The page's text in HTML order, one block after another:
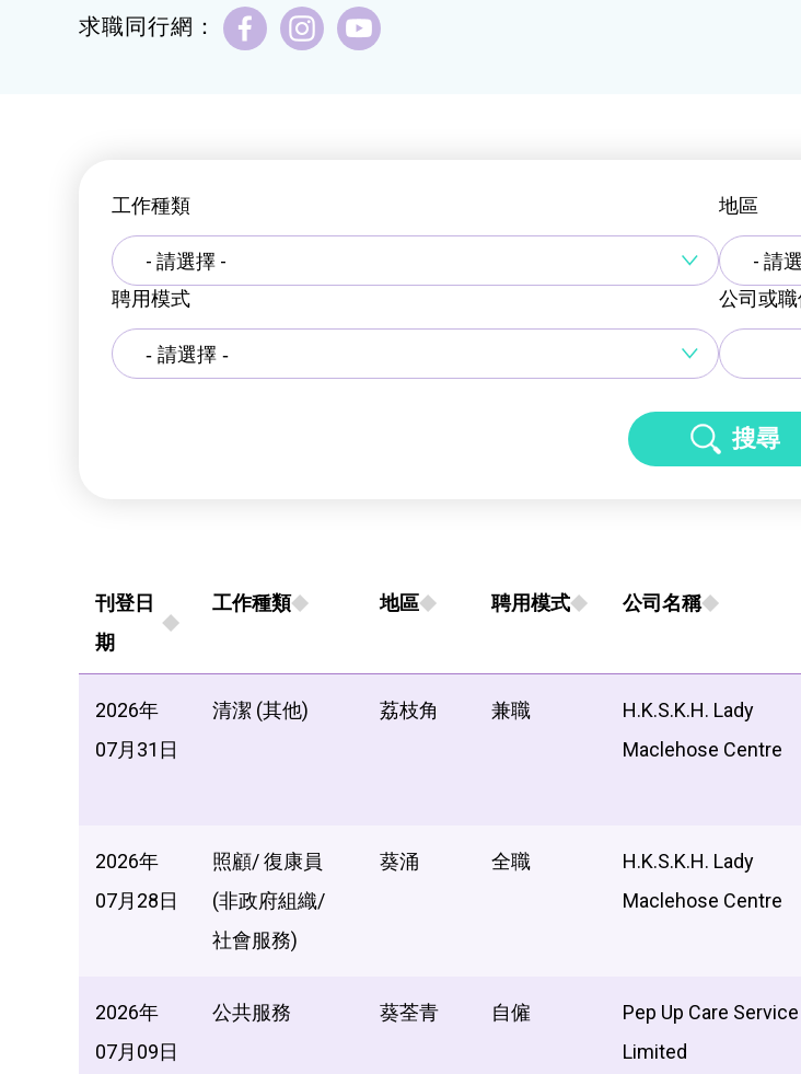
求職同行網：
工作種類
- 請選擇 -
地區
- 請
聘用模式
公司或
搜尋
刊登日
期
工作種類 地區 聘用模式 公司名稱
2026年
07月31日
清潔 (其他) 荔枝角 兼職
H.K.S.K.H. Lady
Maclehose Centre
2026年
07月28日
照顧/ 復康員
(非政府組織/
社會服務)
葵涌 全職
H.K.S.K.H. Lady
Maclehose Centre
2026年
07月09日
公共服務 葵荃青 自僱
Pep Up Care Service
Limited